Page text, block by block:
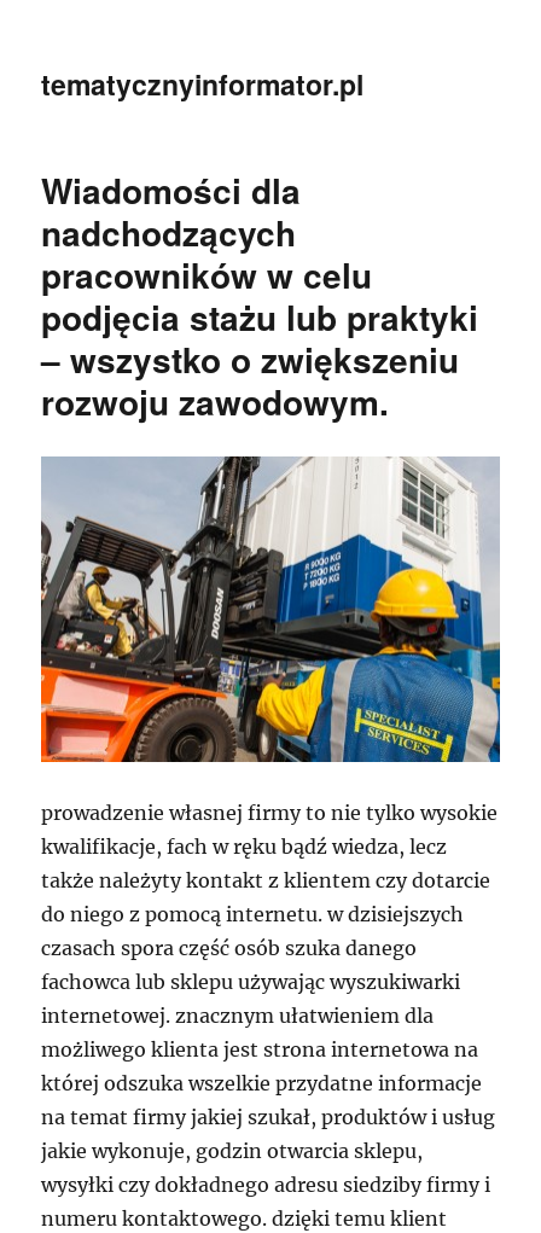
tematycznyinformator.pl
Wiadomości dla
nadchodzących
pracowników w celu
podjęcia stażu lub praktyki
– wszystko o zwiększeniu
rozwoju zawodowym.
prowadzenie własnej firmy to nie tylko wysokie
kwalifikacje, fach w ręku bądź wiedza, lecz
także należyty kontakt z klientem czy dotarcie
do niego z pomocą internetu. w dzisiejszych
czasach spora część osób szuka danego
fachowca lub sklepu używając wyszukiwarki
internetowej. znacznym ułatwieniem dla
możliwego klienta jest strona internetowa na
której odszuka wszelkie przydatne informacje
na temat firmy jakiej szukał, produktów i usług
jakie wykonuje, godzin otwarcia sklepu,
wysyłki czy dokładnego adresu siedziby firmy i
numeru kontaktowego. dzięki temu klient